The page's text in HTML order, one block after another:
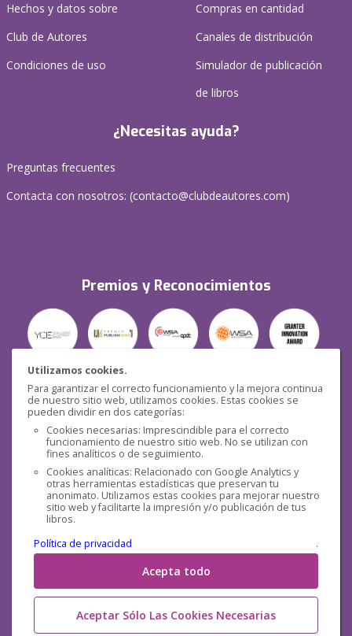
Utilizamos cookies.
Para garantizar el correcto funcionamiento y la mejora continua
de nuestro sitio web, utilizamos cookies. Estas cookies se
pueden dividir en dos categorías:
Cookies necesarias: Imprescindible para el correcto
funcionamiento de nuestro sitio web. No se utilizan con
fines analíticos o de seguimiento.
Cookies analíticas: Relacionado con Google Analytics y
otras herramientas estadísticas que preservan tu
anonimato. Utilizamos estas cookies para mejorar nuestro
sitio web y facilitarte la impresión y/o publicación de tus
libros.
Política de privacidad
.
Acepta todo
Aceptar Sólo Las Cookies Necesarias
Hechos y datos sobre
Club de Autores
Condiciones de uso
Compras en cantidad
Canales de distribución
Simulador de publicación
de libros
¿Necesitas ayuda?
Preguntas frecuentes
Contacta con nosotros: (contacto@clubdeautores.com)
Premios y Reconocimientos
Seguridad
Redes sociales